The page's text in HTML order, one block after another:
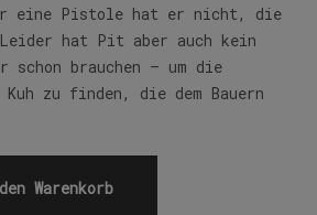
eine Pistole hat er nicht, die
hat Pit aber auch kein
schon brauchen – um die
Kuh zu finden, die dem Bauern
Warenkorb